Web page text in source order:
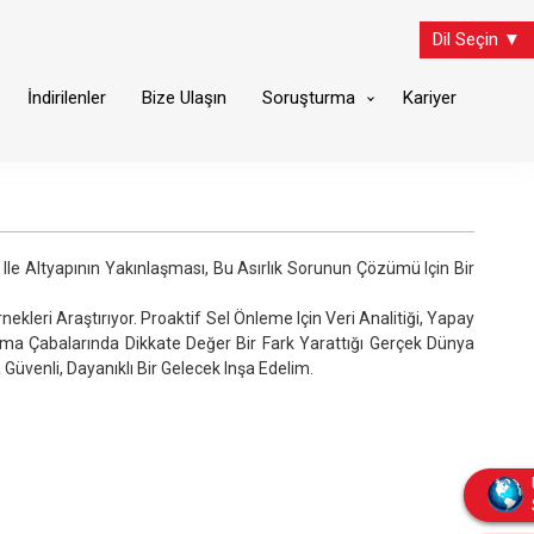
Dil Seçin ▼
İndirilenler Bize Ulaşın Soruşturma Kariyer
Yakınlaşması, Bu Asırlık Sorunun Çözümü Için Bir
Araştırıyor. Proaktif Sel Önleme Için Veri Analitiği, Yapay
Çabalarında Dikkate Değer Bir Fark Yarattığı Gerçek Dünya
Dayanıklı Bir Gelecek Inşa Edelim.